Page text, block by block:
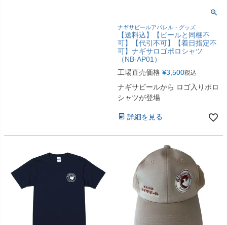
ナギサビールアパレル・グッズ
【送料込】【ビールと同梱不
可】【代引不可】【着日指定不
可】ナギサロゴポロシャツ
（NB-AP01）
工場直売価格 ¥3,500税込
ナギサビールから ロゴ入りポロ
シャツが登場
詳細を見る